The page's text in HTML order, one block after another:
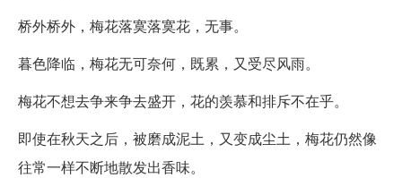
桥外桥外，梅花落寞落寞花，无事。
暮色降临，梅花无可奈何，既累，又受尽风雨。
梅花不想去争来争去盛开，花的羡慕和排斥不在乎。
即使在秋天之后，被磨成泥土，又变成尘土，梅花仍然像
往常一样不断地散发出香味。